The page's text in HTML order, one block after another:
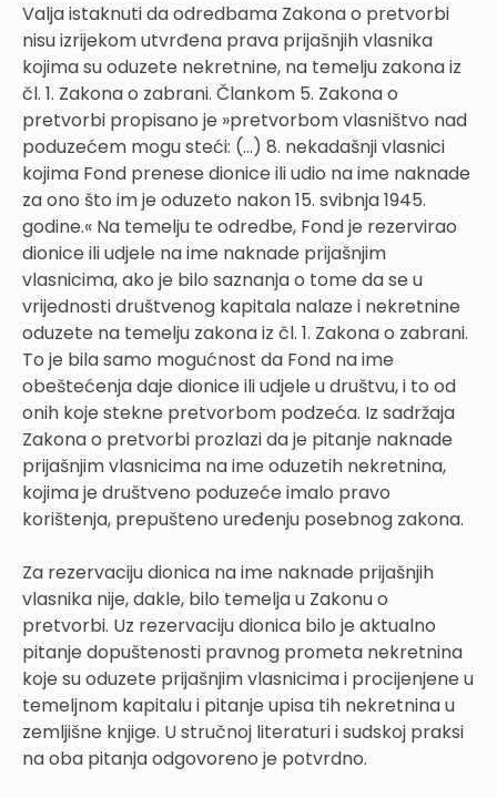
Valja istaknuti da odredbama Zakona o pretvorbi
nisu izrijekom utvrđena prava prijašnjih vlasnika
kojima su oduzete nekretnine, na temelju zakona iz
čl. 1. Zakona o zabrani. Člankom 5. Zakona o
pretvorbi propisano je »pretvorbom vlasništvo nad
poduzećem mogu steći: (...) 8. nekadašnji vlasnici
kojima Fond prenese dionice ili udio na ime naknade
za ono što im je oduzeto nakon 15. svibnja 1945.
godine.« Na temelju te odredbe, Fond je rezervirao
dionice ili udjele na ime naknade prijašnjim
vlasnicima, ako je bilo saznanja o tome da se u
vrijednosti društvenog kapitala nalaze i nekretnine
oduzete na temelju zakona iz čl. 1. Zakona o zabrani.
To je bila samo mogućnost da Fond na ime
obeštećenja daje dionice ili udjele u društvu, i to od
onih koje stekne pretvorbom podzeća. Iz sadržaja
Zakona o pretvorbi prozlazi da je pitanje naknade
prijašnjim vlasnicima na ime oduzetih nekretnina,
kojima je društveno poduzeće imalo pravo
korištenja, prepušteno uređenju posebnog zakona.
Za rezervaciju dionica na ime naknade prijašnjih
vlasnika nije, dakle, bilo temelja u Zakonu o
pretvorbi. Uz rezervaciju dionica bilo je aktualno
pitanje dopuštenosti pravnog prometa nekretnina
koje su oduzete prijašnjim vlasnicima i procijenjene u
temeljnom kapitalu i pitanje upisa tih nekretnina u
zemljišne knjige. U stručnoj literaturi i sudskoj praksi
na oba pitanja odgovoreno je potvrdno.